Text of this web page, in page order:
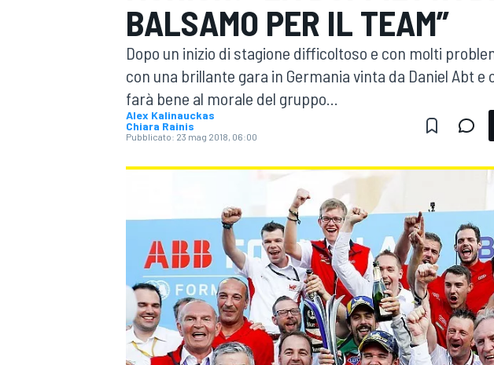
MOTOGP WEC
BALSAMO PER IL TEAM”
Dopo un inizio di stagione difficoltoso e con molti
con una brillante gara in Germania vinta da Daniel Abt
farà bene al morale del gruppo...
Alex Kalinauckas
Chiara Rainis
Pubblicato: 23 mag 2018, 06:00